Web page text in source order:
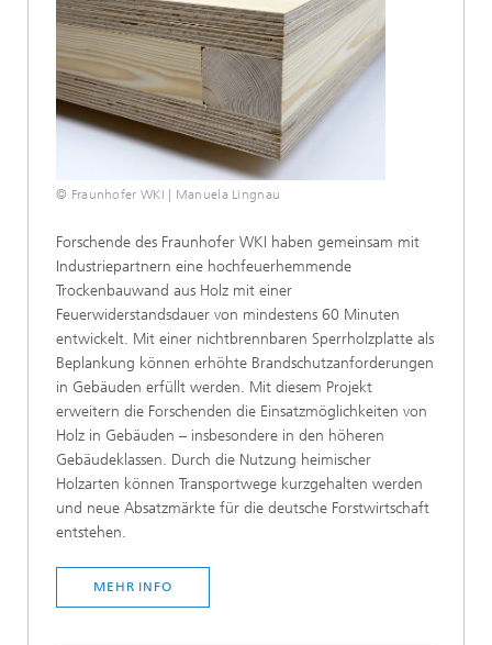
© Fraunhofer WKI | Manuela Lingnau
Forschende des Fraunhofer WKI haben gemeinsam mit
Industriepartnern eine hochfeuerhemmende
Trockenbauwand aus Holz mit einer
Feuerwiderstandsdauer von mindestens 60 Minuten
entwickelt. Mit einer nichtbrennbaren Sperrholzplatte als
Beplankung können erhöhte Brandschutzanforderungen
in Gebäuden erfüllt werden. Mit diesem Projekt
erweitern die Forschenden die Einsatzmöglichkeiten von
Holz in Gebäuden – insbesondere in den höheren
Gebäudeklassen. Durch die Nutzung heimischer
Holzarten können Transportwege kurzgehalten werden
und neue Absatzmärkte für die deutsche Forstwirtschaft
entstehen.
MEHR INFO